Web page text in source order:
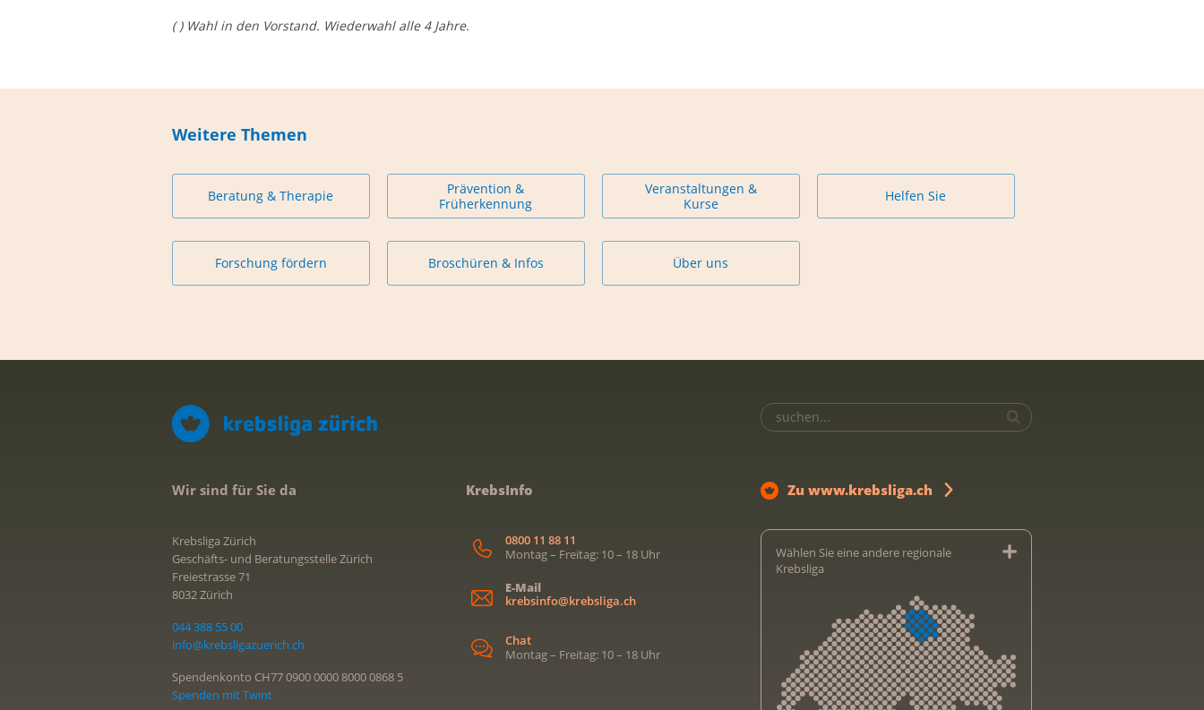
( ) Wahl in den Vorstand. Wiederwahl alle 4 Jahre.
Weitere Themen
Beratung & Therapie
Prävention &
Früherkennung
Veranstaltungen &
Kurse
Helfen Sie
Forschung fördern Broschüren & Infos Über uns
Wir sind für Sie da
Krebsliga Zürich
Geschäfts- und Beratungsstelle Zürich
Freiestrasse 71
8032 Zürich
044 388 55 00
info@krebsligazuerich.ch
Spendenkonto CH77 0900 0000 8000 0868 5
Spenden mit Twint
KrebsInfo
0800 11 88 11
Montag – Freitag: 10 – 18 Uhr
E-Mail
krebsinfo@krebsliga.ch
Chat
Montag – Freitag: 10 – 18 Uhr
Zu www.krebsliga.ch
Wählen Sie eine andere regionale
Krebsliga